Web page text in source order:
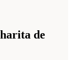
de